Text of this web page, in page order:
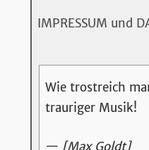
IMPRESSUM und
Wie trostreich
trauriger Musik!
— [Max Goldt]